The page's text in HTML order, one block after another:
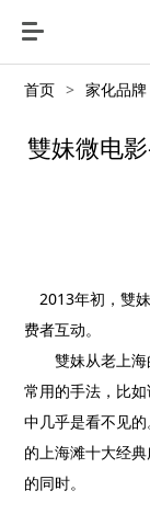
首页 > 家化品牌
雙妹微电
2013年初，雙
费者互动。
雙妹从老上海
常用的手法，比
中几乎是看不见
的上海滩十大经
的同时。